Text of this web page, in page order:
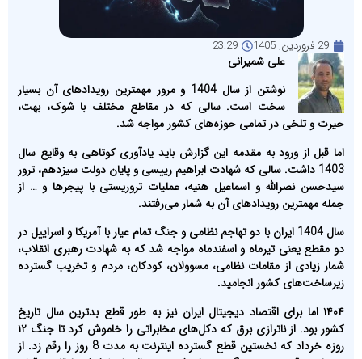
29 فروردین, 1405 23:29
علی شمیرانی
نوشتن از سال 1404 و مرور مهمترین رویدادهای آن بسیار
سخت است. سالی که در مقاطع مختلف با شوک، بهت،
حیرت و تلخی در تمامی حوزه‌های کشور مواجه شد.
اما قبل از ورود به مقدمه این گزارش باید یادآوری کوتاهی به وقایع سال
1403 داشت. سالی که شهادت ابراهیم رییسی و پایان دولت سیزدهم، ترور
سیدحسن نصرالله و اسماعیل هنیه، عملیات تروریستی با پیجرها و … از
جمله مهمترین رویدادهای آن به شمار می‌رفتند.
سال 1404 ایران با دو تهاجم نظامی و جنگ تمام عیار با آمریکا و اسراییل در
دو مقطع یعنی تیرماه و اسفندماه مواجه شد که به شهادت رهبری انقلاب،
شمار زیادی از مقامات نظامی، مسوولان، کودکان، مردم و تخریب گسترده
زیرساخت‌های کشور انجامید.
۱۴۰۴ اما برای اقتصاد دیجیتال ایران نیز به طور قطع بدترین سال تاریخ
کشور بود. از ناترازی برق که دکل‌های مخابراتی را خاموش کرد تا جنگ ۱۲
روزه خرداد که نخستین قطع گسترده اینترنت به مدت 8 روز را رقم زد. از